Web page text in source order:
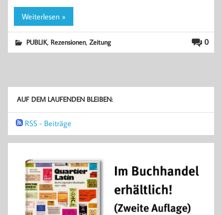
Weiterlesen »
0
PUBLIK, Rezensionen,Zeitung
AUF DEM LAUFENDEN BLEIBEN:
RSS - Beiträge